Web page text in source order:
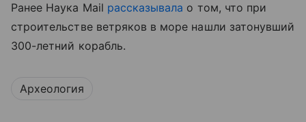
Ранее Наука Mail рассказывала о том, что при
строительстве ветряков в море нашли затонувший
300-летний корабль.
Археология